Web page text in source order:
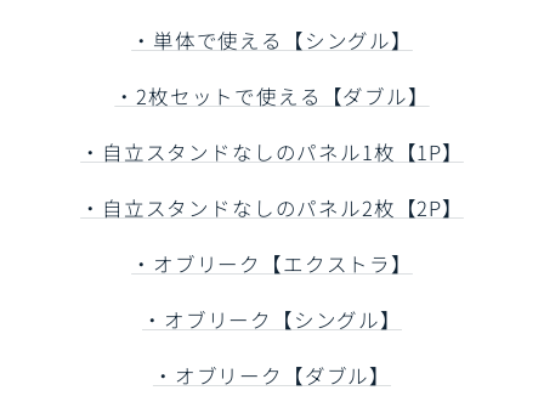
・単体で使える【シングル】
・2枚セットで使える【ダブル】
・自立スタンドなしのパネル1枚【1P】
・自立スタンドなしのパネル2枚【2P】
・オブリーク【エクストラ】
・オブリーク【シングル】
・オブリーク【ダブル】